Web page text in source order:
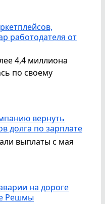
работодателя от
4,4 миллиона
по своему
вернуть
долга по зарплате
выплаты с мая
на дороге
Решмы